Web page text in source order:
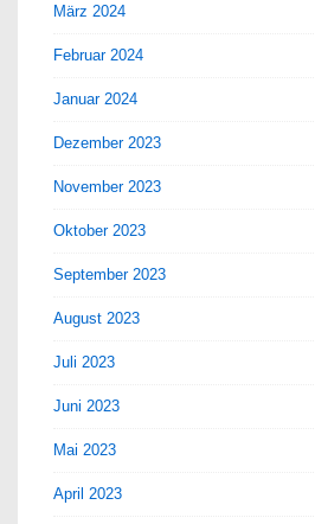
März 2024
Februar 2024
Januar 2024
Dezember 2023
November 2023
Oktober 2023
September 2023
August 2023
Juli 2023
Juni 2023
Mai 2023
April 2023